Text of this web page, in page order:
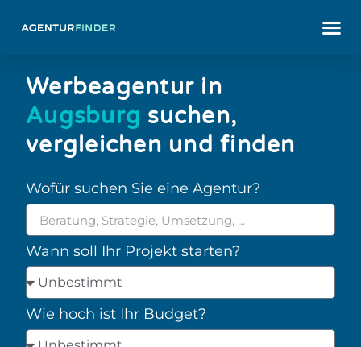
Werbeagentur in
Augsburg suchen,
vergleichen und finden
Wofür suchen Sie eine Agentur?
Wann soll Ihr Projekt starten?
Wie hoch ist Ihr Budget?